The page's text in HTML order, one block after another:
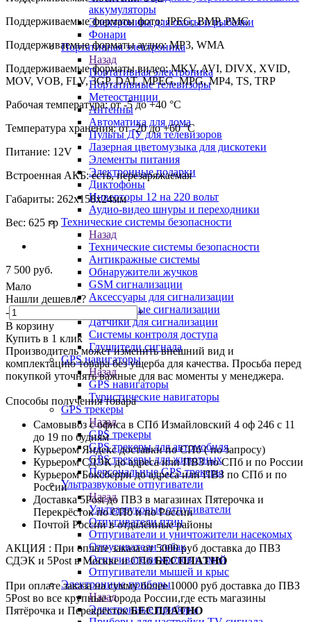
аккумуляторы
Электроника для охоты и рыбалки
Фонари
Портативная электроника
Назад
Портативная электроника
Портативные телевизоры
Метеостанции
Антенны
Автоматика для дома
Пульты ДУ для телевизоров
Лазерная цветомузыка для дискотеки
Элементы питания
Электронные подарки
Диктофоны
Инверторы 12 на 220 вольт
Аудио-видео шнуры и переходники
Технические системы безопасности
Назад
Технические системы безопасности
Антикражные системы
Обнаружители жучков
GSM сигнализации
Аксессуары для сигнализации
Автономные сигнализации
Датчики для сигнализации
Системы контроля доступа
Глушители сигнала
GPS навигаторы
Назад
GPS навигаторы
Туристические навигаторы
GPS трекеры
Назад
GPS трекеры
GPS трекеры для автомобиля
GPS трекеры для животных
Персональные GPS трекеры
Ультразвуковые отпугиватели
Назад
Ультразвуковые отпугиватели
Отпугиватели птиц
Отпугиватели и уничтожители насекомых
Отпугиватели собак
Отпугиватели кротов и змей
Отпугиватели мышей и крыс
Электронные приборы
Назад
Электронные приборы
Поддерживаемые форматы фото: JPEG, BMP, PMG
Поддерживаемые форматы аудио: MP3, WMA
Поддерживаемые форматы видео: MKV, AVI, DIVX, XVID,
MOV, VOB, FLV, 3GP, DAT, MPEG, MPG, MP4, TS, TRP
Рабочая температура: от -5 до +40 °С
Температура хранения: от -20 до +60 °С
Питание: 12V
Встроенная АКБ: есть, перезаряжаемая
Габариты: 262х158х24мм
Вес: 625 гр
7 500 руб.
Мало
Нашли дешевле?
-
+
В корзину
Купить в 1 клик
Производитель может изменить внешний вид и
комплектацию товара без ущерба для качества. Просьба перед
покупкой уточнять важные для вас моменты у менеджера.
Способы получения товара
Самовывоз с офиса в СПб Измайловский 4 оф 246 с 11
до 19 по будням
Курьером Яндекс доставки по СПб ( по запросу)
Курьером СДЭК до адреса или ПВЗ по СПб и по России
Курьером Боксберри до адреса или ПВЗ по СПб и по
России
Доставка 5Post до ПВЗ в магазинах Пятерочка и
Перекрёсток по СПб и по России
Почтой России в отдалённые районы
АКЦИЯ : При оплате заказа от 5000 руб доставка до ПВЗ
СДЭК и 5Post в Москве и СПбБЕСПЛАТНО
При оплате заказа на сумму более 10000 руб доставка до ПВЗ
5Post во все крупные города России,где есть магазины
Пятёрочка и ПерекрёстокБЕСПЛАТНО